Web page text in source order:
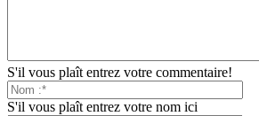
S'il vous plaît entrez votre commentaire!
S'il vous plaît entrez votre nom ici